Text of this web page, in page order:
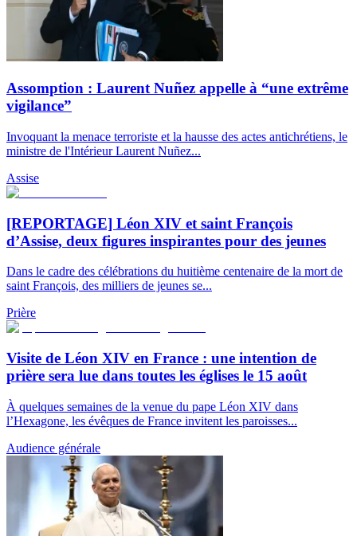
Assomption : Laurent Nuñez appelle à “une extrême
vigilance”
Invoquant la menace terroriste et la hausse des actes antichrétiens, le
ministre de l'Intérieur Laurent Nuñez...
Assise
[REPORTAGE] Léon XIV et saint François
d’Assise, deux figures inspirantes pour des jeunes
Dans le cadre des célébrations du huitième centenaire de la mort de
saint François, des milliers de jeunes se...
Prière
Visite de Léon XIV en France : une intention de
prière sera lue dans toutes les églises le 15 août
À quelques semaines de la venue du pape Léon XIV dans
l’Hexagone, les évêques de France invitent les paroisses...
Audience générale